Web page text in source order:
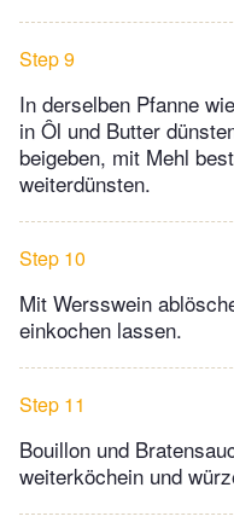
Step 9
In derselben Pfanne
in Ôl und Butter
beigeben, mit Mehl
weiterdünsten.
Step 10
Mit Wersswein
einkochen lassen.
Step 11
Bouillon und
weiterköchein und